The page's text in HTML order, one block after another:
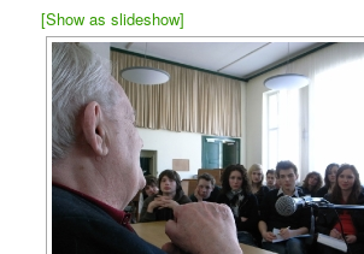
[Show as slideshow]